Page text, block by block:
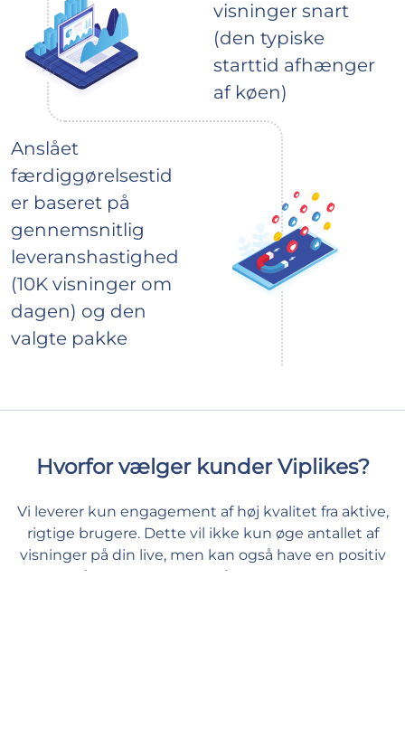
visninger snart
(den typiske
starttid afhænger
af køen)
Anslået
færdiggørelsestid
er baseret på
gennemsnitlig
leveranshastighed
(10K visninger om
dagen) og den
valgte pakke
Hvorfor vælger kunder Viplikes?
Vi leverer kun engagement af høj kvalitet fra aktive,
rigtige brugere. Dette vil ikke kun øge antallet af
visninger på din live, men kan også have en positiv